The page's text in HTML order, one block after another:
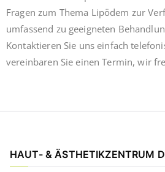
Fragen zum Thema Lipödem zur
umfassend zu geeigneten
Kontaktieren Sie uns einfach
vereinbaren Sie einen Termin, wir
HAUT- & ÄSTHETIKZENTRUM